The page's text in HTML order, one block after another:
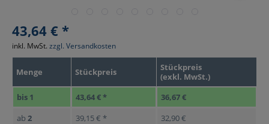
43,64 € *
Menge Stückpreis
Stückpreis
(exkl. MwSt.)
bis 1 43,64 € *
36,67 €
ab 2 39,15 € *
32,90 €
inkl. MwSt. zzgl. Versandkosten